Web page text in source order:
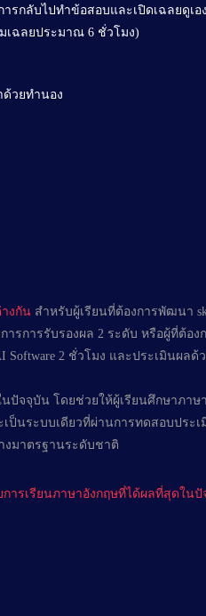
รกลับไปทำข้อสอบและเปิดเฉลยดูเอง
มเฉลยประมาณ 6 ชั่วโมง)
ด้วยทำนอง
งกันสำหรับผู้เรียนที่ต้องการพัฒนา
รการรับรองผล 2 ระดับ หรือผู้ที่ต้อง
2 ชั่วโมง และประเมินผลด้
นปัจจุบัน โดยช่วยให้ผู้เรียนศึกษาภาษา
ป็นระบบเดียวที่ผ่านการทดสอบประเ
งมาตรฐานระดับชาติ
ารเรียนภาษาอังกฤษที่ได้ผลที่สุดในปั